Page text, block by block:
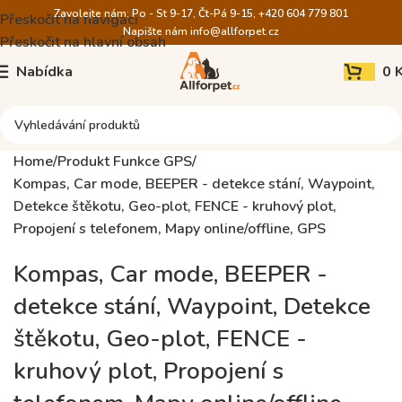
Přeskočit na navigaci
Přeskočit na hlavní obsah
Zavolejte nám: Po - St 9-17, Čt-Pá 9-15, +420 604 779 801
Napište nám info@allforpet.cz
Nabídka 0
Home Produkt Funkce GPS
Kompas, Car mode, BEEPER - detekce stání, Waypoint,
Detekce štěkotu, Geo-plot, FENCE - kruhový plot,
Propojení s telefonem, Mapy online/offline, GPS
Kompas, Car mode, BEEPER -
detekce stání, Waypoint, Detekce
štěkotu, Geo-plot, FENCE -
kruhový plot, Propojení s